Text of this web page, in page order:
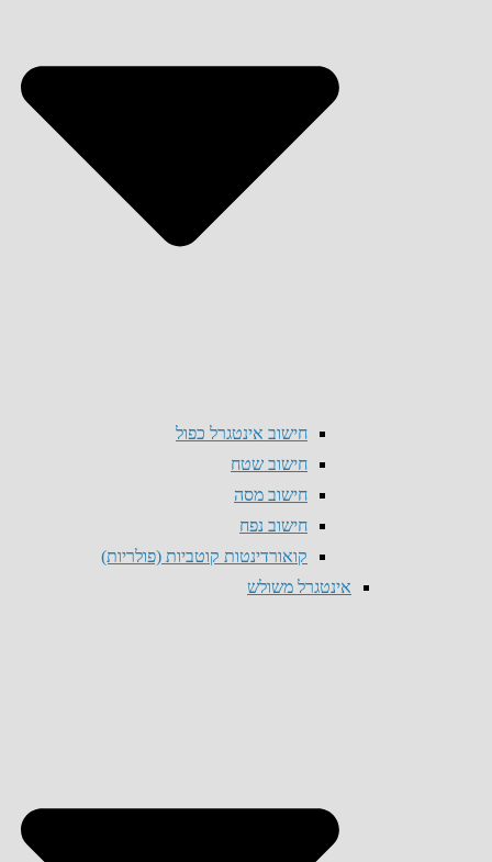
חישוב אינטגרל כפול
חישוב שטח
חישוב מסה
חישוב נפח
קואורדינטות קוטביות (פולריות)
אינטגרל משולש